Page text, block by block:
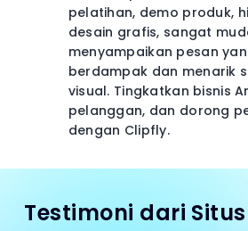
pelatihan, demo produk,
desain grafis, sangat
menyampaikan pesan
berdampak dan menarik
visual. Tingkatkan bisnis
pelanggan, dan dorong
dengan Clipfly.
Testimoni dari